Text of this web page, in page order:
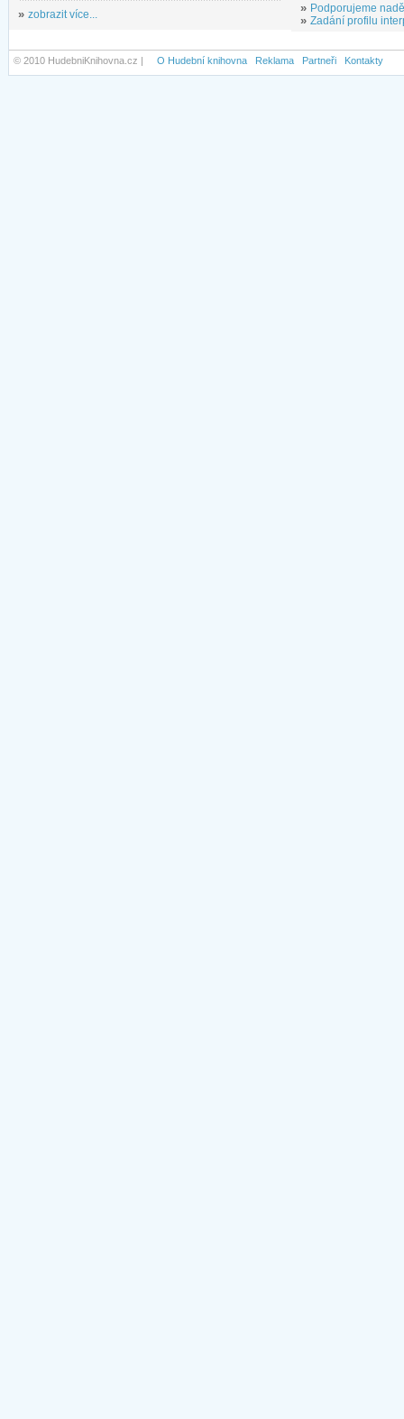
» zobrazit více... » Podporujeme
» Zadání profilu
© 2010 HudebniKnihovna.cz | O Hudební knihovna Reklama Partneři Kontakty